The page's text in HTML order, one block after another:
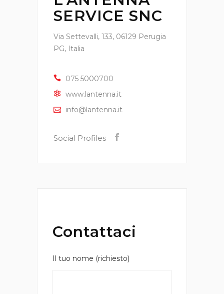
SERVICE SNC
Via Settevalli, 133, 06129 Perugia
PG, Italia
075 5000700
www.lantenna.it
info@lantenna.it
Social Profiles
Contattaci
Il tuo nome (richiesto)